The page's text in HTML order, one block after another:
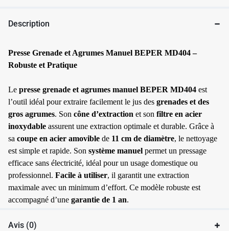
Description
Presse Grenade et Agrumes Manuel BEPER MD404 –
Robuste et Pratique
Le presse grenade et agrumes manuel BEPER MD404 est
l’outil idéal pour extraire facilement le jus des grenades et des
gros agrumes. Son cône d’extraction et son filtre en acier
inoxydable assurent une extraction optimale et durable. Grâce à
sa coupe en acier amovible de 11 cm de diamètre, le nettoyage
est simple et rapide. Son système manuel permet un pressage
efficace sans électricité, idéal pour un usage domestique ou
professionnel. Facile à utiliser, il garantit une extraction
maximale avec un minimum d’effort. Ce modèle robuste est
accompagné d’une garantie de 1 an.
Avis (0)
✱